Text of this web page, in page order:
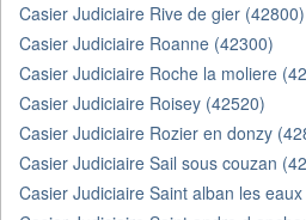
Casier Judiciaire Rive de gier (42800)
Casier Judiciaire Roanne (42300)
Casier Judiciaire Roche la moliere
Casier Judiciaire Roisey (42520)
Casier Judiciaire Rozier en donzy
Casier Judiciaire Sail sous couzan
Casier Judiciaire Saint alban les